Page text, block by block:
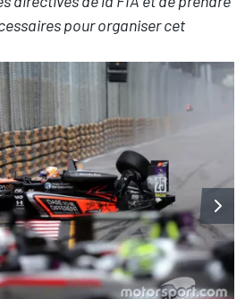
pour organiser cet